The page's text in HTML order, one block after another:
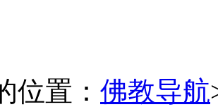
位置： 佛教导航